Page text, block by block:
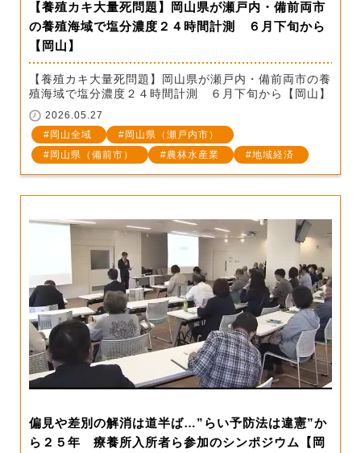
【養殖カキ大量死問題】岡山県が瀬戸内・備前両市
の養殖海域で塩分濃度２４時間計測 ６月下旬から
【岡山】
【養殖カキ大量死問題】岡山県が瀬戸内・備前両市の養
殖海域で塩分濃度２４時間計測 ６月下旬から【岡山】
2026.05.27
岡山全域
岡山県（瀬戸内市）
岡山県（備前市）
農林水産業 地域経済
偏見や差別の解消は道半ば…”らい予防法は違憲”か
ら２５年 療養所入所者ら参加のシンポジウム【岡